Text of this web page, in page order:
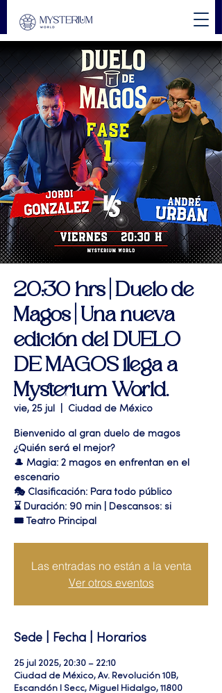
20:30 hrs | Duelo de
Magos | Una nueva
edición del DUELO
DE MAGOS llega a
Mysterium World.
vie, 25 jul Ciudad de México
Bienvenido al gran duelo de magos
¿Quién será el mejor?
🎩 Magia: 2 magos en enfrentan en el
escenario
🎭 Clasificación: Para todo público
⌛ Duración: 90 min | Descansos: si
🎟 Teatro Principal
Las entradas no están a la venta
Ver otros eventos
Sede | Fecha | Horarios
25 jul 2025, 20:30 – 22:10
Ciudad de México, Av. Revolución 10B,
Escandón I Secc, Miguel Hidalgo, 11800